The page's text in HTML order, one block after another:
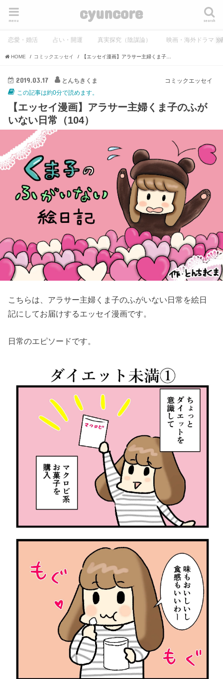
cyuncore search
menu
恋愛・婚活 占い・開運 真実探究（陰謀論） 映画・海外ドラマ・
HOME コミックエッセイ
コミックエッセイ
2019.03.17
とんちきくま
この記事は約0分で読めます。
【エッセイ漫画】アラサー主婦くま子のふが
いない日常（104）
こちらは、アラサー主婦くま子のふがいない日常を絵日
記にしてお届けするエッセイ漫画です。
日常のエピソードです。